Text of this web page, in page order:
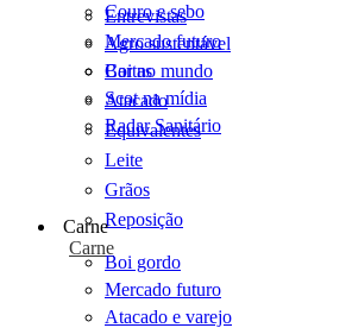
Entrevistas
Agro sustentável
Cartas
Scot na mídia
Radar Sanitário
Couro e sebo
Mercado futuro
Boi no mundo
Atacado
Equivalentes
Leite
Grãos
Reposição
Carne
Carne
Boi gordo
Mercado futuro
Atacado e varejo